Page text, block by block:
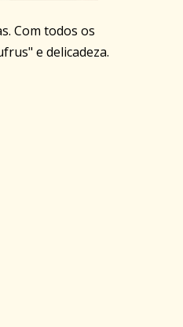
Com todos os
e delicadeza.